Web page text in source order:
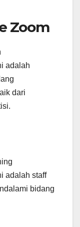
Zoom
adalah
dari
adalah staff
bidang